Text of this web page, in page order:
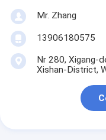
Mr. Zhang
13906180575
Nr 280, Xigang-
Xishan-District,